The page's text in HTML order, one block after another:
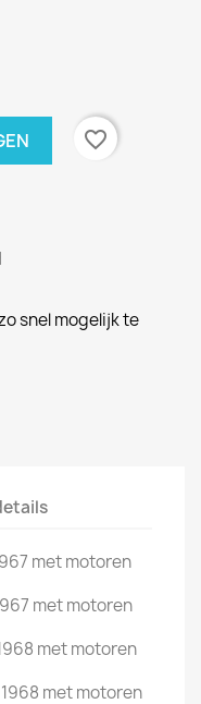
favorite_border
snel mogelijk te
met motoren
met motoren
met motoren
met motoren